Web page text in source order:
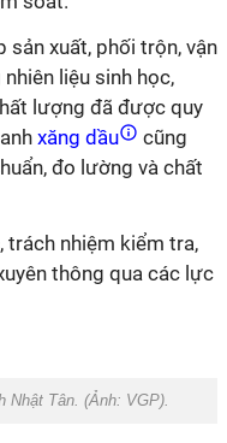
xuất, phối trộn, vận
liệu sinh học,
lượng đã được quy
xăng dầu
cũng
đo lường và chất
trách nhiệm kiểm tra,
thông qua các lực
Nhật Tân. (Ảnh: VGP).